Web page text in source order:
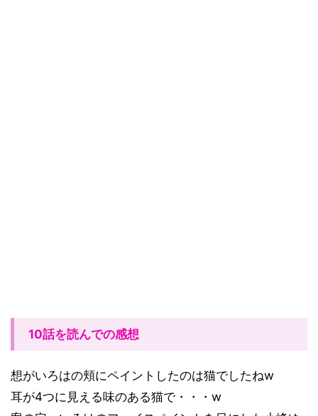
10話を読んでの感想
想がいろはの頬にペイントしたのは猫でしたねw
耳が4つに見える味のある猫で・・・w